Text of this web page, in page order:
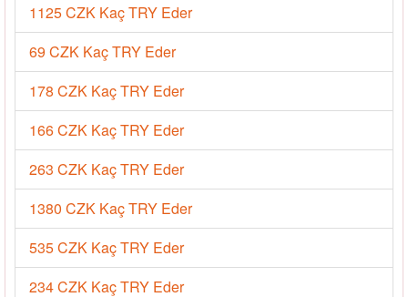
1125 CZK Kaç TRY Eder
69 CZK Kaç TRY Eder
178 CZK Kaç TRY Eder
166 CZK Kaç TRY Eder
263 CZK Kaç TRY Eder
1380 CZK Kaç TRY Eder
535 CZK Kaç TRY Eder
234 CZK Kaç TRY Eder